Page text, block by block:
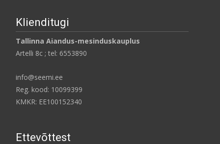
Klienditugi
Tallinna Aiandus-mesinduskauplus
Artelli 8c ; tel: 6553890
info@seemi.ee
Reg. kood: 10099399
KMKR: EE100152340
Ettevõttest